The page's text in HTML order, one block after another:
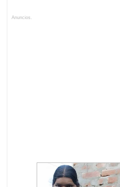
Anuncios.